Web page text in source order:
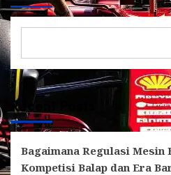
Recent Posts
Bagaimana Regulasi Mesin
Kompetisi Balap dan Era